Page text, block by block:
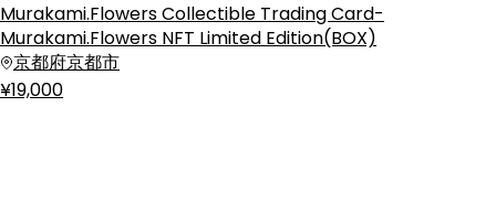
Murakami.Flowers Collectible Trading Card-
Murakami.Flowers NFT Limited Edition(BOX)
京都府京都市
¥19,000